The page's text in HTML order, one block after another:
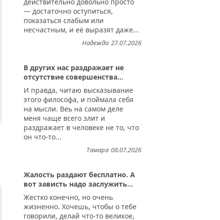
— достаточно оступиться,
показаться слабым или
несчастным, и её выразят даже...
27.07.2026
Надежда
В других нас раздражает не
отсутствие совершенства...
И правда, читаю высказывание
этого философа, и поймала себя
на мысли. Веь на самом деле
меня чаще всего злит и
раздражает в человеке не то, что
он что-то...
08.07.2026
Тамара
Жалость раздают бесплатно. А
вот зависть надо заслужить...
Жестко конечно, но очень
жизненно. Хочешь, чтобы о тебе
говорили, делай что-то великое,